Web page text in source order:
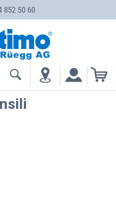
852 50 60